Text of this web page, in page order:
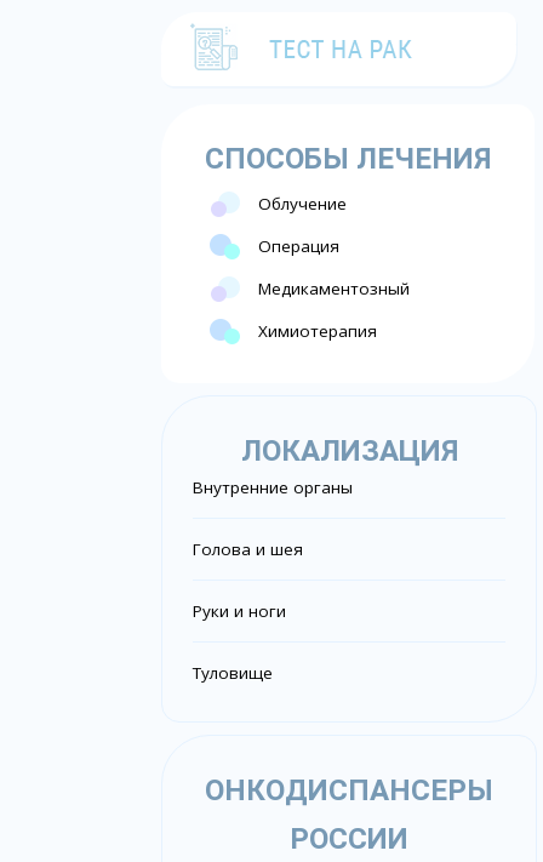
СПОСОБЫ ЛЕЧЕНИЯ
Облучение
Операция
Медикаментозный
Химиотерапия
ЛОКАЛИЗАЦИЯ
Внутренние органы
Голова и шея
Руки и ноги
Туловище
ОНКОДИСПАНСЕРЫ
РОССИИ